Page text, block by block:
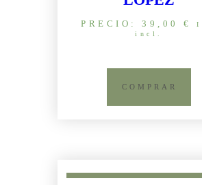
PRECIO:39,00€
incl.
COMPRAR